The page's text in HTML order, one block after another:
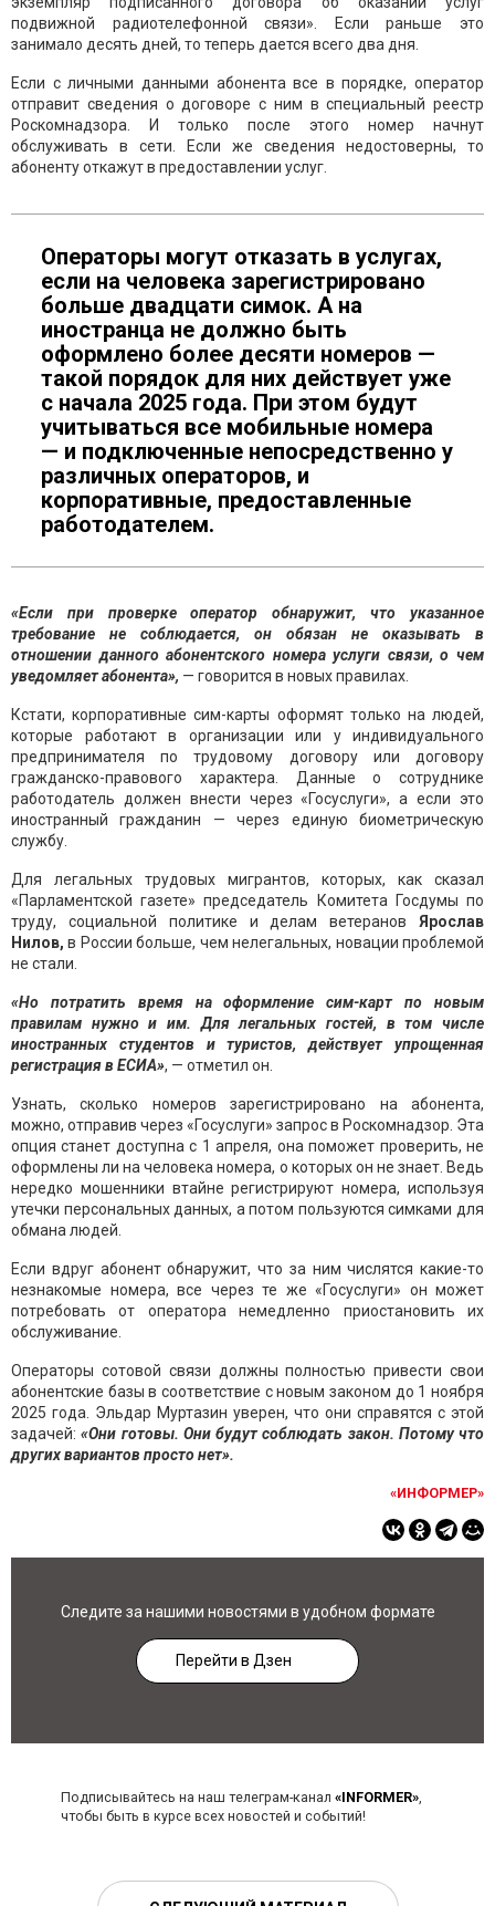
подвижной радиотелефонной связи». Если раньше это
занимало десять дней, то теперь дается всего два дня.
Если с личными данными абонента все в порядке, оператор
отправит сведения о договоре с ним в специальный реестр
Роскомнадзора. И только после этого номер начнут
обслуживать в сети. Если же сведения недостоверны, то
абоненту откажут в предоставлении услуг.
Операторы могут отказать в услугах,
если на человека зарегистрировано
больше двадцати симок. А на
иностранца не должно быть
оформлено более десяти номеров —
такой порядок для них действует уже
с начала 2025 года. При этом будут
учитываться все мобильные номера
— и подключенные непосредственно у
различных операторов, и
корпоративные, предоставленные
работодателем.
«Если при проверке оператор обнаружит, что указанное
требование не соблюдается, он обязан не оказывать в
отношении данного абонентского номера услуги связи, о чем
уведомляет абонента», — говорится в новых правилах.
Кстати, корпоративные сим-карты оформят только на людей,
которые работают в организации или у индивидуального
предпринимателя по трудовому договору или договору
гражданско-правового характера. Данные о сотруднике
работодатель должен внести через «Госуслуги», а если это
иностранный гражданин — через единую биометрическую
службу.
Для легальных трудовых мигрантов, которых, как сказал
«Парламентской газете» председатель Комитета Госдумы по
труду, социальной политике и делам ветеранов Ярослав
Нилов, в России больше, чем нелегальных, новации проблемой
не стали.
«Но потратить время на оформление сим-карт по новым
правилам нужно и им. Для легальных гостей, в том числе
иностранных студентов и туристов, действует упрощенная
регистрация в ЕСИА», — отметил он.
Узнать, сколько номеров зарегистрировано на абонента,
можно, отправив через «Госуслуги» запрос в Роскомнадзор. Эта
опция станет доступна с 1 апреля, она поможет проверить, не
оформлены ли на человека номера, о которых он не знает. Ведь
нередко мошенники втайне регистрируют номера, используя
утечки персональных данных, а потом пользуются симками для
обмана людей.
Если вдруг абонент обнаружит, что за ним числятся какие-то
незнакомые номера, все через те же «Госуслуги» он может
потребовать от оператора немедленно приостановить их
обслуживание.
Операторы сотовой связи должны полностью привести свои
абонентские базы в соответствие с новым законом до 1 ноября
2025 года. Эльдар Муртазин уверен, что они справятся с этой
задачей:«Они готовы. Они будут соблюдать закон. Потому что
других вариантов просто нет».
«ИНФОРМЕР»
Следите за нашими новостями в удобном формате
Перейти в Дзен
Подписывайтесь на наш телеграм-канал «INFORMER»,
чтобы быть в курсе всех новостей и событий!